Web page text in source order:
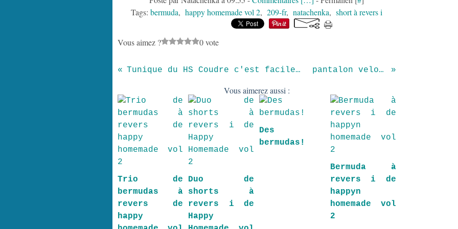
Tags: bermuda, happy homemade vol 2, 209-fr, natachenka, short à revers i
Vous aimez ? 0 vote
Tunique du HS Coudre c'est facile n°11 pantalon velours
Vous aimerez aussi :
Trio de
bermudas à
revers de
happy
Duo de
shorts à
revers i de
Happy
Des
bermudas!
Bermuda à
revers i de
happyn
homemade vol
2